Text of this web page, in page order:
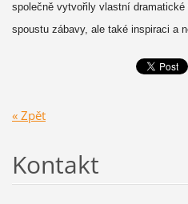
společně vytvořily vlastní
spoustu zábavy, ale také inspiraci a
« Zpět
Kontakt